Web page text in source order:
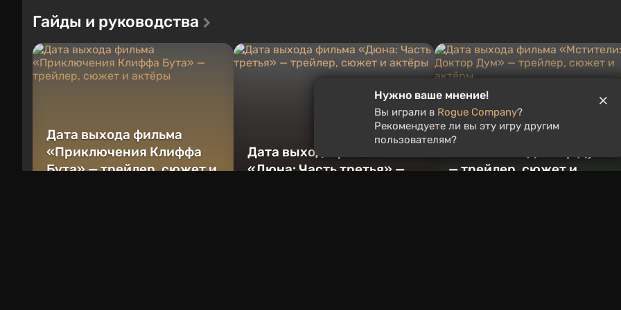
Гайды и руководства
Дата выхода фильма
«Приключения Клиффа
Бута» — трейлер, сюжет и
Дата выхода фильма
«Дюна: Часть третья» —
Дата выхода фильма
— трейлер, сюжет и
Нужно ваше мнение!
Вы играли вRogue Company?
Рекомендуете ли вы эту игру другим
пользователям?